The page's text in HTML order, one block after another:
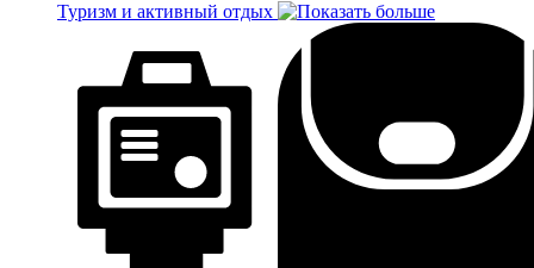
Туризм и активный отдых